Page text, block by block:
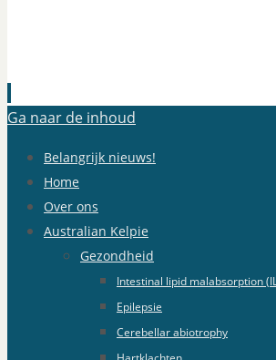
Ga naar de inhoud
Belangrijk nieuws!
Home
Over ons
Australian Kelpie
Gezondheid
Intestinal lipid malabsorption
Epilepsie
Cerebellar abiotrophy